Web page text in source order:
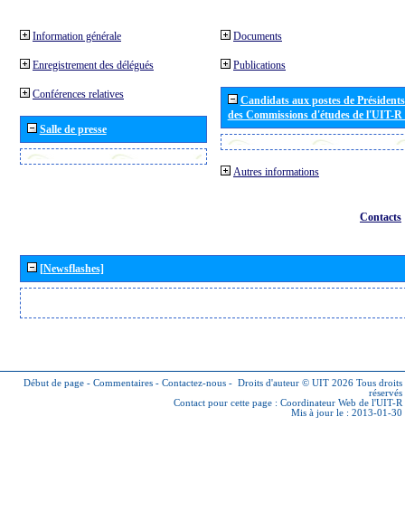
Information générale
Enregistrement des délégués
Conférences relatives
Salle de presse
Documents
Publications
Candidats aux postes de
des Commissions d'études de l'UIT-
Autres informations
Contacts
[Newsflashes]
Début de page - Commentaires - Contactez-nous - Droits d'auteur © UIT 2026 Tous droits
réservés
Contact pour cette page : Coordinateur Web de l'UIT-R
Mis à jour le : 2013-01-30